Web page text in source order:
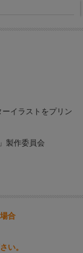
イラストをプリン
製作委員会
合
い。